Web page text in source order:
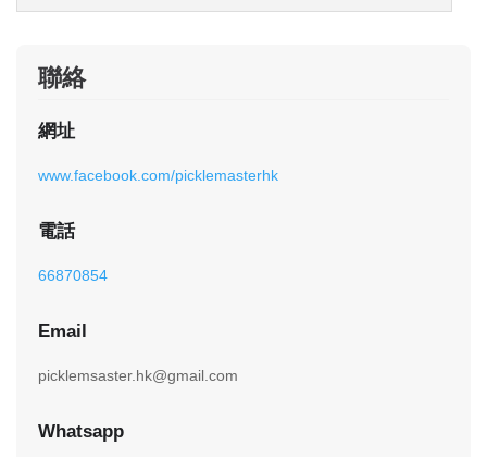
聯絡
網址
www.facebook.com/picklemasterhk
電話
66870854
Email
picklemsaster.hk@gmail.com
Whatsapp